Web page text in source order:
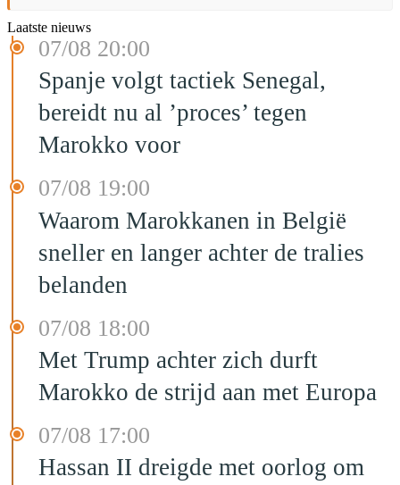
Laatste nieuws
07/08 20:00
Spanje volgt tactiek Senegal,
bereidt nu al ’proces’ tegen
Marokko voor
07/08 19:00
Waarom Marokkanen in België
sneller en langer achter de tralies
belanden
07/08 18:00
Met Trump achter zich durft
Marokko de strijd aan met Europa
07/08 17:00
Hassan II dreigde met oorlog om